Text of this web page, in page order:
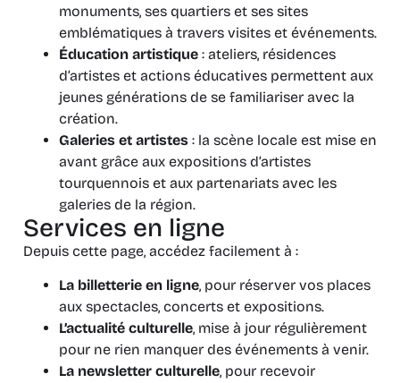
monuments, ses quartiers et ses sites
emblématiques à travers visites et événements.
Éducation artistique : ateliers, résidences
d’artistes et actions éducatives permettent aux
jeunes générations de se familiariser avec la
création.
Galeries et artistes : la scène locale est mise en
avant grâce aux expositions d’artistes
tourquennois et aux partenariats avec les
galeries de la région.
Services en ligne
Depuis cette page, accédez facilement à :
La billetterie en ligne, pour réserver vos places
aux spectacles, concerts et expositions.
L’actualité culturelle, mise à jour régulièrement
pour ne rien manquer des événements à venir.
La newsletter culturelle, pour recevoir